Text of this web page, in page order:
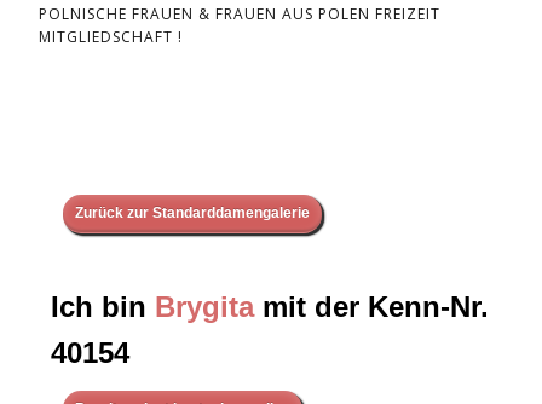
POLNISCHE FRAUEN & FRAUEN AUS POLEN FREIZEIT
MITGLIEDSCHAFT !
Zurück zur Standarddamengalerie
Ich bin Brygitamit der Kenn-Nr.
40154